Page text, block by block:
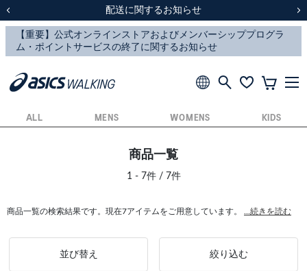
スクスク（SUKU2）価格改定のお知らせ
配送に関するお知らせ
スクスク（SUKU2）価格改定のお知らせ
配送に関するお知らせ
ALL MENS WOMENS KIDS
商品一覧
1 - 7件 / 7件
商品一覧の検索結果です。現在7アイテムをご用意しています。 ...続きを読む
並び替え 絞り込む